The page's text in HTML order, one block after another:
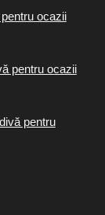
ocazii
pentru ocazii
pentru